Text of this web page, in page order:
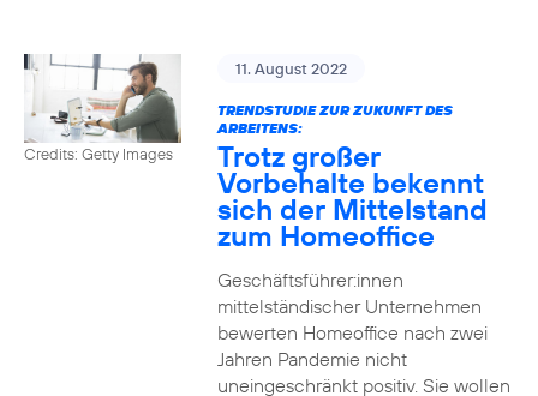
Credits: Getty Images
11. August 2022
TRENDSTUDIE ZUR ZUKUNFT DES
ARBEITENS:
Trotz großer
Vorbehalte bekennt
sich der Mittelstand
zum Homeoffice
Geschäftsführer:innen
mittelständischer Unternehmen
bewerten Homeoffice nach zwei
Jahren Pandemie nicht
uneingeschränkt positiv. Sie wollen